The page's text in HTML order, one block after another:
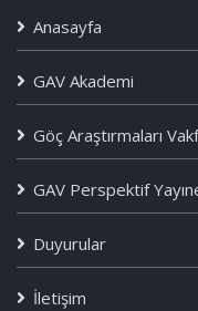
Anasayfa
GAV Akademi
Göç Araştırmaları
GAV Perspektif
Duyurular
İletişim